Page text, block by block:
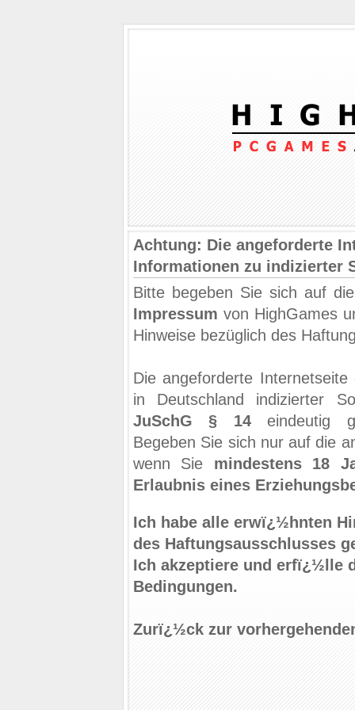
Achtung: Die angeforderte
Informationen zu indizierter
Bitte begeben Sie sich auf
Impressum von HighGames
Hinweise bezüglich des
Die angeforderte
in Deutschland indizierter
JuSchG § 14eindeutig
Begeben Sie sich nur auf die
wenn Sie mindestens 18
Erlaubnis eines
Ich habe alle erwï¿½hnten
des Haftungsausschlusses
Ich akzeptiere und erfï¿½lle
Bedingungen.
Zurï¿½ck zur